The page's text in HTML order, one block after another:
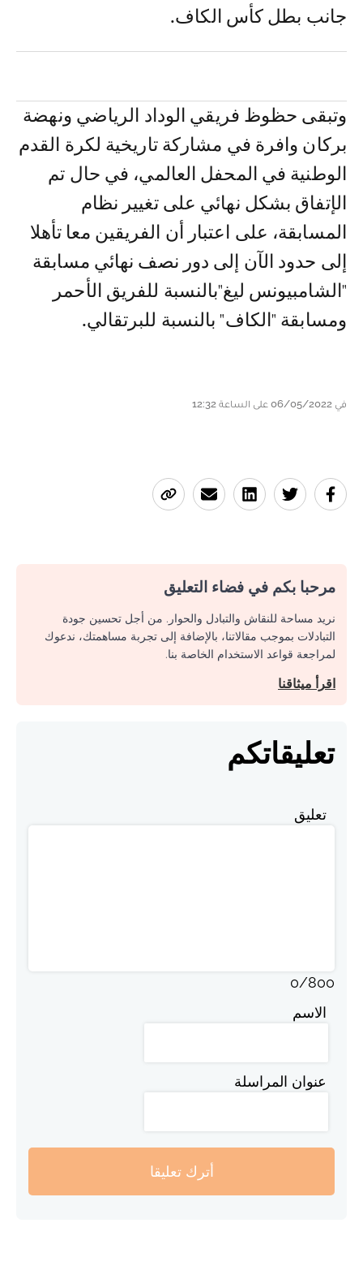
جانب بطل كأس الكاف.
وتبقى حظوظ فريقي الوداد الرياضي ونهضة
بركان وافرة في مشاركة تاريخية لكرة القدم
الوطنية في المحفل العالمي، في حال تم
الإتفاق بشكل نهائي على تغيير نظام
المسابقة، على اعتبار أن الفريقين معا تأهلا
إلى حدود الآن إلى دور نصف نهائي مسابقة
"الشامبيونس ليغ"بالنسبة للفريق الأحمر
ومسابقة "الكاف" بالنسبة للبرتقالي.
في 06/05/2022 على الساعة 12:32
مرحبا بكم في فضاء التعليق
نريد مساحة للنقاش والتبادل والحوار. من أجل تحسين جودة
التبادلات بموجب مقالاتنا، بالإضافة إلى تجربة مساهمتك، ندعوك
لمراجعة قواعد الاستخدام الخاصة بنا.
اقرأ ميثاقنا
تعليقاتكم
تعليق
0/800
الاسم
عنوان المراسلة
أترك تعليقا